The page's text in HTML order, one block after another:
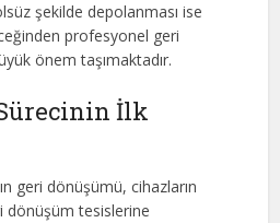
şekilde depolanması ise
profesyonel geri
önem taşımaktadır.
İlk
geri dönüşümü, cihazların
dönüşüm tesislerine